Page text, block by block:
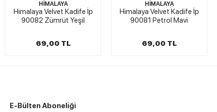
HİMALAYA
Himalaya Velvet Kadife İp
90082 Zümrüt Yeşil
69,00 TL
HİMALAYA
Himalaya Velvet Kadife İp
90081 Petrol Mavi
69,00 TL
E-Bülten Aboneliği